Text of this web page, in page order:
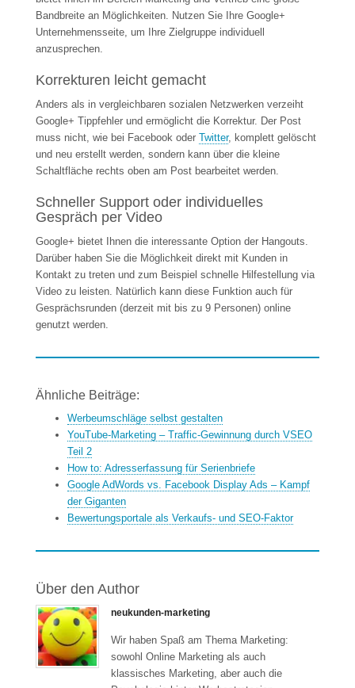
Bandbreite an Möglichkeiten. Nutzen Sie Ihre Google+
Unternehmensseite, um Ihre Zielgruppe individuell
anzusprechen.
Korrekturen leicht gemacht
Anders als in vergleichbaren sozialen Netzwerken verzeiht
Google+ Tippfehler und ermöglicht die Korrektur. Der Post
muss nicht, wie bei Facebook oder Twitter, komplett gelöscht
und neu erstellt werden, sondern kann über die kleine
Schaltfläche rechts oben am Post bearbeitet werden.
Schneller Support oder individuelles
Gespräch per Video
Google+ bietet Ihnen die interessante Option der Hangouts.
Darüber haben Sie die Möglichkeit direkt mit Kunden in
Kontakt zu treten und zum Beispiel schnelle Hilfestellung via
Video zu leisten. Natürlich kann diese Funktion auch für
Gesprächsrunden (derzeit mit bis zu 9 Personen) online
genutzt werden.
Ähnliche Beiträge:
Werbeumschläge selbst gestalten
YouTube-Marketing – Traffic-Gewinnung durch VSEO
Teil 2
How to: Adresserfassung für Serienbriefe
Google AdWords vs. Facebook Display Ads – Kampf
der Giganten
Bewertungsportale als Verkaufs- und SEO-Faktor
Über den Author
neukunden-marketing
Wir haben Spaß am Thema Marketing:
sowohl Online Marketing als auch
klassisches Marketing, aber auch die